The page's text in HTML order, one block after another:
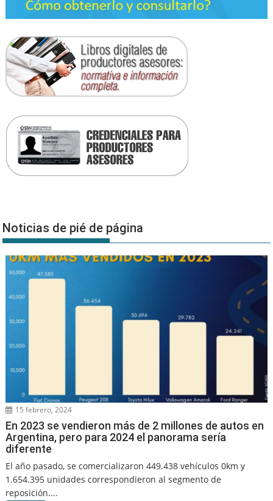
Noticias de pié de página
15 febrero, 2024
En 2023 se vendieron más de 2 millones de autos en
Argentina, pero para 2024 el panorama sería
diferente
El año pasado, se comercializaron 449.438 vehículos 0km y
1.654.395 unidades correspondieron al segmento de
reposición....